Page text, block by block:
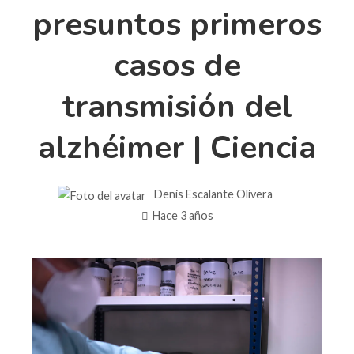
presuntos primeros
casos de
transmisión del
alzhéimer | Ciencia
Denis Escalante Olivera
Hace 3 años